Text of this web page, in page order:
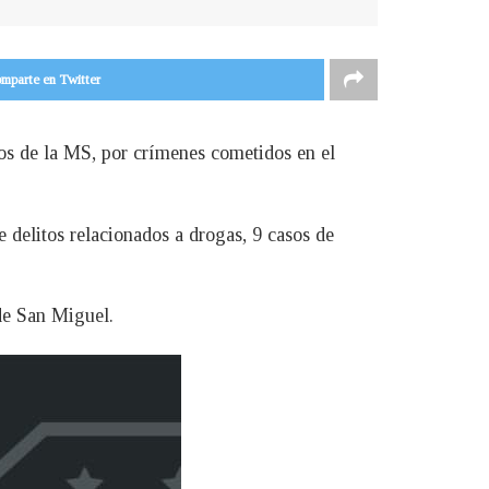
en Twitter
de la MS, por crímenes cometidos en el
delitos relacionados a drogas, 9 casos de
San Miguel.